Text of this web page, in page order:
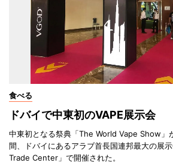
食べる
ドバイで中東初のVAPE展示会
中東初となる祭典「The World Vape Show」
間、ドバイにあるアラブ首長国連邦最大の展
Trade Center」で開催された。